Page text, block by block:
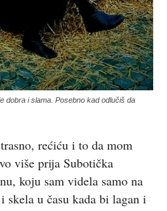
dobra i slama. Posebno kad odlučiš da
rećiću i to da mom
više prija Subotička
koju sam videla samo na
skela u času kada bi lagan i